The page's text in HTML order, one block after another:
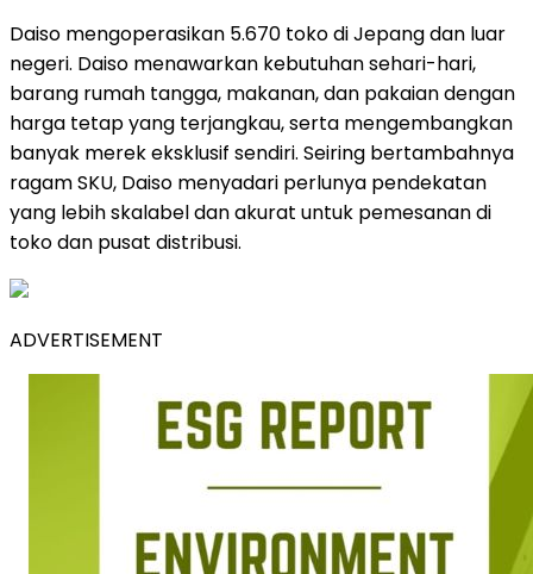
Daiso mengoperasikan 5.670 toko di Jepang dan luar
negeri. Daiso menawarkan kebutuhan sehari-hari,
barang rumah tangga, makanan, dan pakaian dengan
harga tetap yang terjangkau, serta mengembangkan
banyak merek eksklusif sendiri. Seiring bertambahnya
ragam SKU, Daiso menyadari perlunya pendekatan
yang lebih skalabel dan akurat untuk pemesanan di
toko dan pusat distribusi.
ADVERTISEMENT